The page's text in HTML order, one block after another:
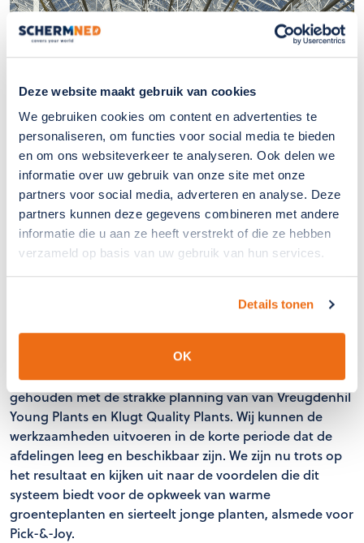
Deze website maakt gebruik van cookies
We gebruiken cookies om content en advertenties te
personaliseren, om functies voor social media te bieden
en om ons websiteverkeer te analyseren. Ook delen we
informatie over uw gebruik van onze site met onze
partners voor social media, adverteren en analyse. Deze
partners kunnen deze gegevens combineren met andere
informatie die u aan ze heeft verstrekt of die ze hebben
verzameld op basis van uw gebruik van hun services.
Details tonen
OK
Efficiënte uitvoering van het project
De installatie vindt plaats binnen een optimale
weer veelvuldig worden gebruikt en de kans op insecten
van buitenaf het grootst is. Bij de montage, welke
uitgevoerd wordt met hoogwerkers, is rekening
gehouden met de strakke planning van van Vreugdenhil
Young Plants en Klugt Quality Plants. Wij kunnen de
werkzaamheden uitvoeren in de korte periode dat de
afdelingen leeg en beschikbaar zijn. We zijn nu trots op
het resultaat en kijken uit naar de voordelen die dit
systeem biedt voor de opkweek van warme
groenteplanten en sierteelt jonge planten, alsmede voor
Pick-&-Joy.